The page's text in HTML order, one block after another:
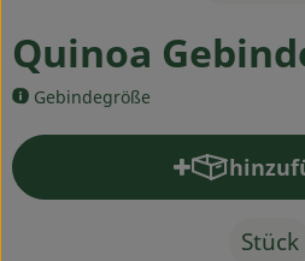
Drogerie
So geht's
Über uns
Quinoa
Gebindegröße
Stück